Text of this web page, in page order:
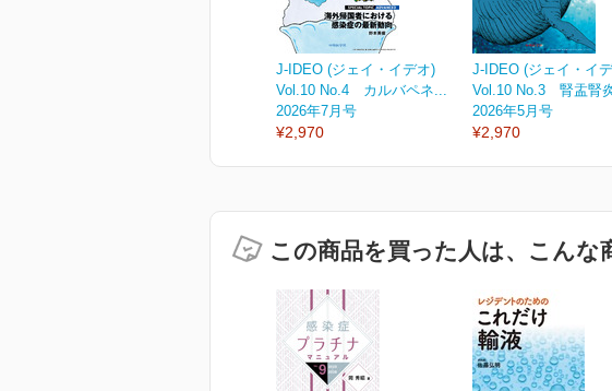
J-IDEO (ジェイ・イデオ)
Vol.10 No.4 カルバペネ...
2026年7月号
¥2,970
J-IDEO (ジェイ・イ
Vol.10 No.3 腎盂腎
2026年5月号
¥2,970
この商品を買った人は、こんな